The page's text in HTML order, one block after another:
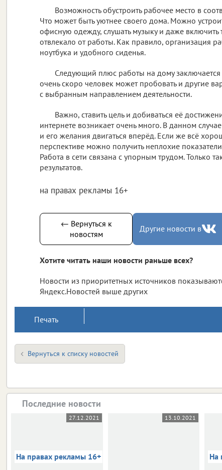
Возможность обустроить рабочее место в
Что может быть уютнее своего дома. Можно
офисную одежду, слушать музыку и даже включить
отвлекало от работы. Как правило, организация
ноутбука и удобного сиденья.
Следующий плюс работы на дому
очень скоро человек может пробовать и другие
с выбранным направлением деятельности.
Важно, ставить цель и добиваться её
интернете возникает очень много. В данном
и его желания двигаться вперёд. Если же всё
перспективе можно получить неплохие
Работа в сети связана с упорным трудом. Только
результатов.
на правах рекламы 16+
← Вернуться к
новостям
Другие новости в
Хотите читать наши новости раньше всех?
Новости из приоритетных источников
Яндекс.Новостей выше других
Печать
Вернуться к списку новостей
Последние новости
27.12.2021
На правах рекламы 16+
13.10.2021
На